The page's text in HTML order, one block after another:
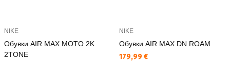
NIKE
Обувки AIR MAX MOTO 2K
2TONE
NIKE
Обувки AIR MAX DN ROAM
Текуща цена:
179,99 €